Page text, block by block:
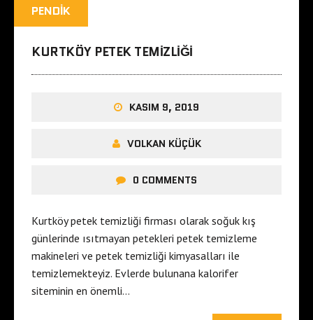
PENDIK
KURTKÖY PETEK TEMIZLIĞI
KASIM 9, 2019
VOLKAN KÜÇÜK
0 COMMENTS
Kurtköy petek temizliği firması olarak soğuk kış
günlerinde ısıtmayan petekleri petek temizleme
makineleri ve petek temizliği kimyasalları ile
temizlemekteyiz. Evlerde bulunana kalorifer
siteminin en önemli…